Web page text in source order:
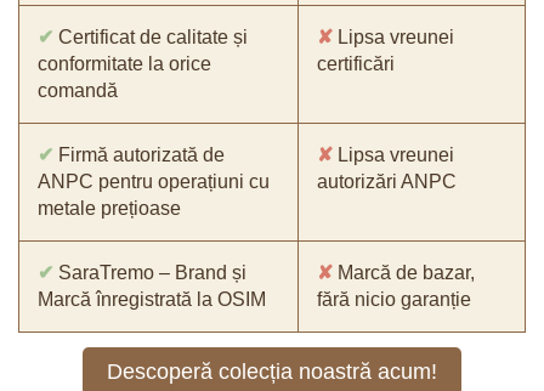
✔ Certificat de calitate și
conformitate la orice
comandă
✘ Lipsa vreunei
certificări
✔ Firmă autorizată de
ANPC pentru operațiuni cu
metale prețioase
✘ Lipsa vreunei
autorizări ANPC
✔ SaraTremo – Brand și
Marcă înregistrată la OSIM
✘ Marcă de bazar,
fără nicio garanție
Descoperă colecția noastră acum!